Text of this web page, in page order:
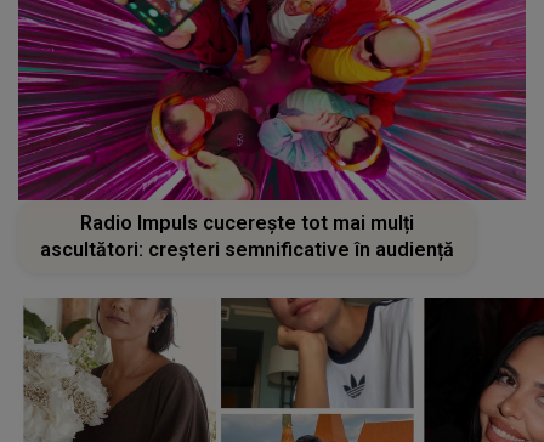
Radio Impuls cucerește tot mai mulți
ascultători: creșteri semnificative în audiență